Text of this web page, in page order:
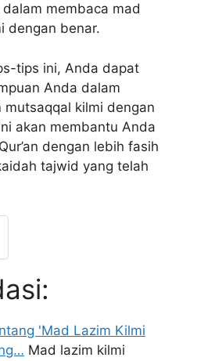
membaca mad
dengan benar.
tips ini, Anda dapat
Anda dalam
kilmi dengan
akan membantu Anda
dengan lebih fasih
tajwid yang telah
'Mad Lazim Kilmi
Mad lazim kilmi